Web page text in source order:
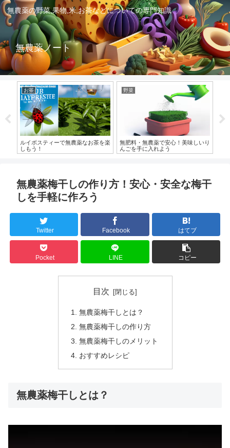
無農薬の野菜,果物,米,お茶などについての専門知識
無農薬ノート
お茶
ルイボスティーで無農薬なお茶を楽
しもう！
野菜
無肥料・無農薬で安心！美味しいり
んごを手に入れよう
無農薬梅干しの作り方！安心・安全な梅干
しを手軽に作ろう
Twitter Facebook はてブ
Pocket LINE コピー
目次
無農薬梅干しとは？
無農薬梅干しの作り方
無農薬梅干しのメリット
おすすめレシピ
無農薬梅干しとは？